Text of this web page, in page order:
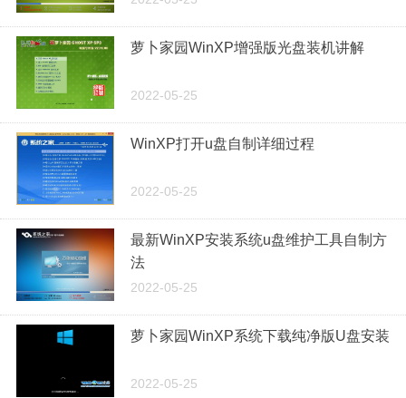
萝卜家园WinXP增强版光盘装机讲解
2022-05-25
WinXP打开u盘自制详细过程
2022-05-25
最新WinXP安装系统u盘维护工具自制方
法
2022-05-25
萝卜家园WinXP系统下载纯净版U盘安装
2022-05-25